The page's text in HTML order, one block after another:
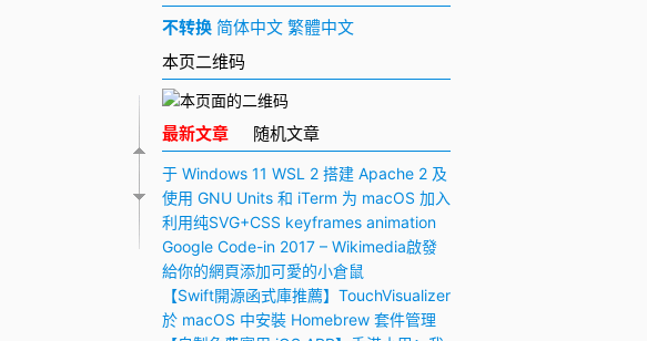
不转换 简体中文 繁體中文
本页二维码
最新文章 随机文章
于 Windows 11 WSL 2 搭建 Apache 2 及
PHP 7 开发环境
使用 GNU Units 和 iTerm 为 macOS 加入
快捷多功能计算器
利用纯SVG+CSS keyframes animation
动画实现手写毛笔字（书法）效果
Google Code-in 2017 – Wikimedia啟發
與感想
給你的網頁添加可愛的小倉鼠
【Swift開源函式庫推薦】TouchVisualizer
– 於屏幕上顯示你所觸摸的位置
於 macOS 中安裝 Homebrew 套件管理